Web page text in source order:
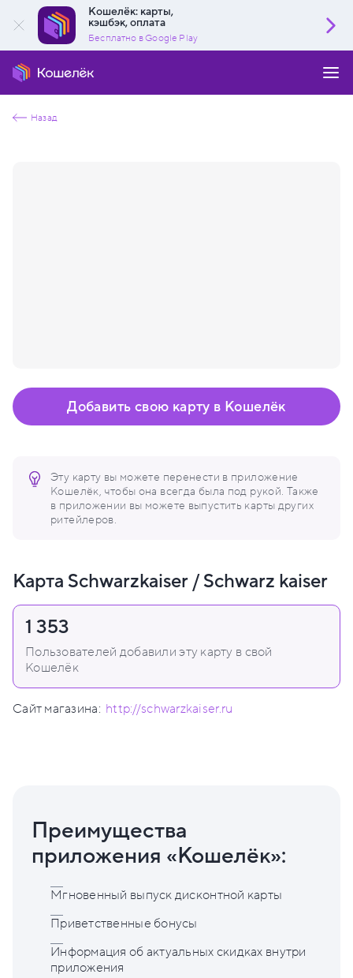
Кошелёк: карты,
кэшбэк, оплата
Бесплатно в Google Play
Назад
Эту карту вы можете перенести в приложение
Кошелёк, чтобы она всегда была под рукой. Также
в приложении вы можете выпустить карты других
ритейлеров.
Добавить свою карту в Кошелёк
Карта Schwarzkaiser / Schwarz kaiser
1 353
Пользователей добавили эту карту в свой
Кошелёк
Сайт магазина: http://schwarzkaiser.ru
Преимущества
приложения «Кошелёк»:
Мгновенный выпуск дисконтной карты
Приветственные бонусы
Информация об актуальных скидках внутри
приложения